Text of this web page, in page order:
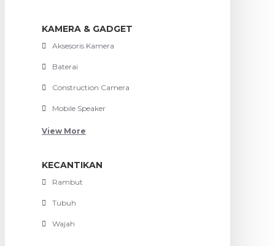
KAMERA & GADGET
Aksesoris Kamera
Baterai
Construction Camera
Mobile Speaker
View More
KECANTIKAN
Rambut
Tubuh
Wajah